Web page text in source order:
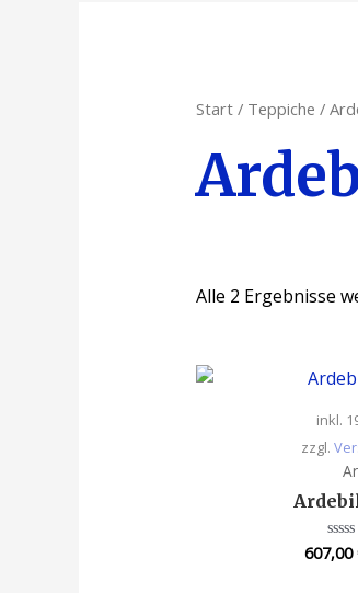
Start/ Teppiche /
Alle 2 Ergebnisse
inkl.
zzgl.
mit
607,00